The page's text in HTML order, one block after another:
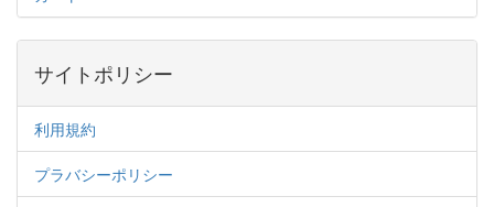
サイトポリシー
利用規約
プラバシーポリシー